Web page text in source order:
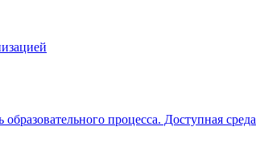
процесса. Доступная среда